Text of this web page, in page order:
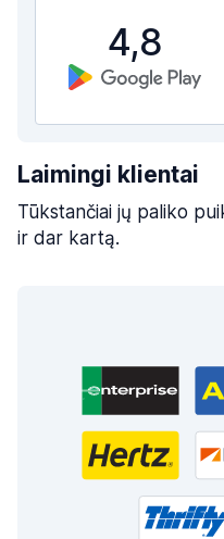
Laimingi klientai
Tūkstančiai jų paliko
ir dar kartą.
4,8